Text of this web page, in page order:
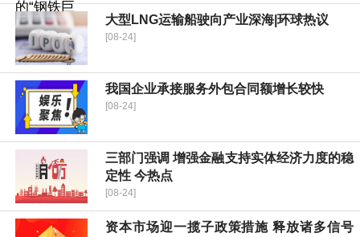
大型LNG运输船驶向产业深海|环球热议
[08-24]
我国企业承接服务外包合同额增长较快
[08-24]
三部门强调 增强金融支持实体经济力度的稳
定性 今热点
[08-24]
资本市场迎一揽子政策措施 释放诸多信号